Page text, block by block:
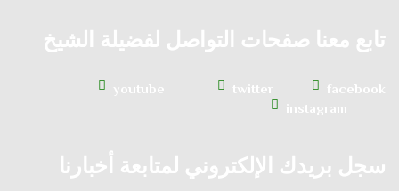
تابع معنا صفحات التواصل لفضيلة الشيخ
facebook
twitter
youtube
instagram
سجل بريدك الإلكتروني لمتابعة أخبارنا